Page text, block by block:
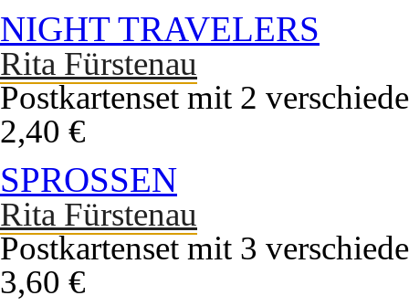
NIGHT TRAVELERS
Rita Fürstenau
Postkartenset mit 2
2,40 €
SPROSSEN
Rita Fürstenau
Postkartenset mit 3
3,60 €